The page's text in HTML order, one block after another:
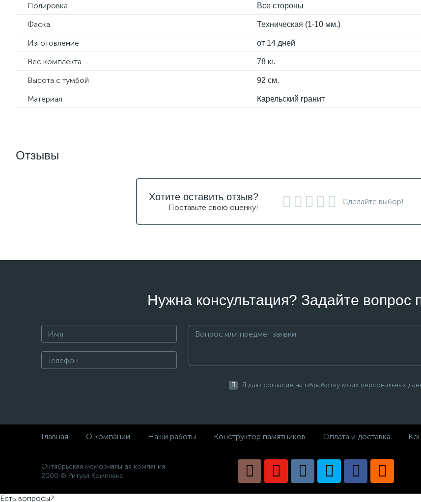
Полировка Все стороны
Фаска Техническая (1-10 мм.)
Изготовление от 14 дней
Вес комплекта 78 кг.
Высота с тумбой 92 см.
Материал Карельский гранит
Отзывы
Хотите оставить отзыв?
Поставьте свою оценку!
Сделайте выбор!
Нужна консультация? Задайте вопрос
Я даю согласие на обработку моих персональных
Главная О компании Наши работы Конструктор памятников Оплата и доставка
Октябрьская мемориальная компания
2000 © Ритуал Комплекс
Есть вопросы?